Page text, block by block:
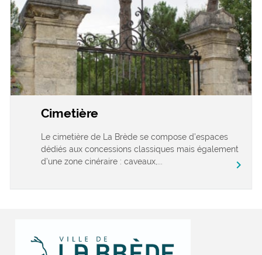
Cimetière
Le cimetière de La Brède se compose d’espaces
dédiés aux concessions classiques mais également
d’une zone cinéraire : caveaux,...
chevron_right